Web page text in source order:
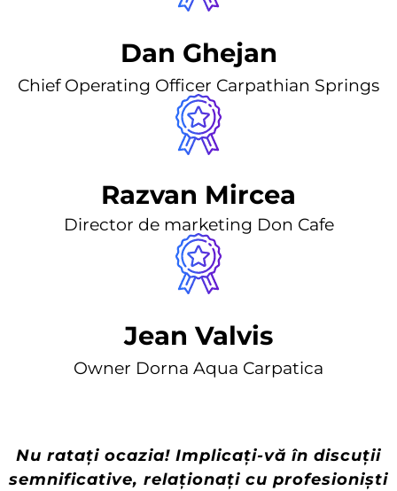
Dan Ghejan
Chief Operating Officer Carpathian Springs
Razvan Mircea
Director de marketing Don Cafe
Jean Valvis
Owner Dorna Aqua Carpatica
Nu ratați ocazia! Implicați-vă în discuții
semnificative, relaționați cu profesioniști